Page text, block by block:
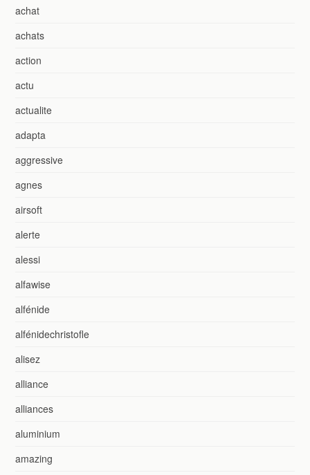
achat
achats
action
actu
actualite
adapta
aggressive
agnes
airsoft
alerte
alessi
alfawise
alfénide
alfénidechristofle
alisez
alliance
alliances
aluminium
amazing